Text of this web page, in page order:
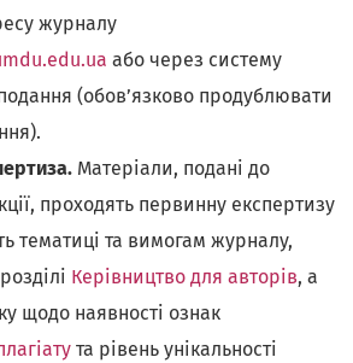
журналу
або через систему
(обов’язково продублювати
Матеріали, подані до
проходять первинну експертизу
тематиці та вимогам журналу,
Керівництво для авторів, а
щодо наявності ознак
та рівень унікальності